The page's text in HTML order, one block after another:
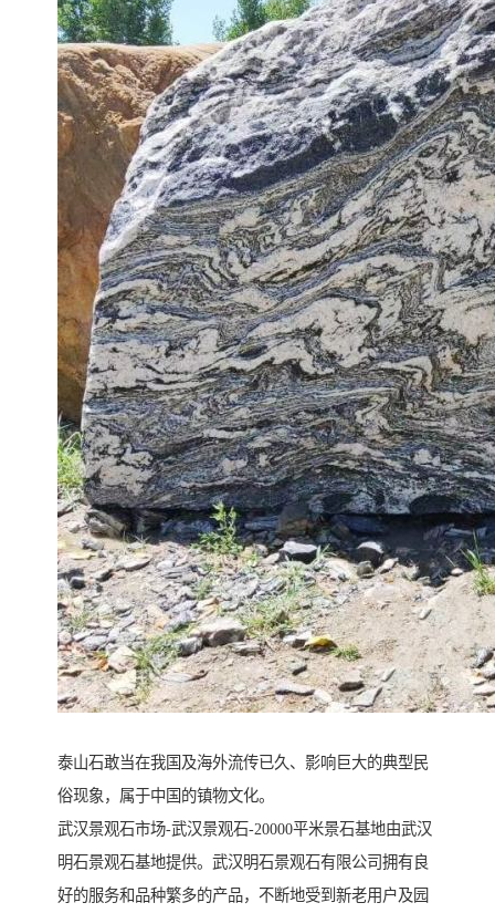
泰山石敢当在我国及海外流传已久、影响巨大的典型民
俗现象，属于中国的镇物文化。
武汉景观石市场-武汉景观石-20000平米景石基地由武汉
明石景观石基地提供。武汉明石景观石有限公司拥有良
好的服务和品种繁多的产品，不断地受到新老用户及园